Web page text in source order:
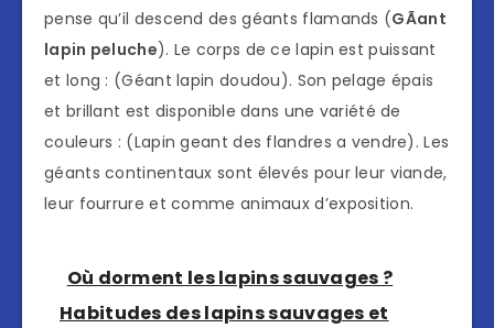
pense qu’il descend des géants flamands (GÃant
lapin peluche). Le corps de ce lapin est puissant
et long : (Géant lapin doudou). Son pelage épais
et brillant est disponible dans une variété de
couleurs : (Lapin geant des flandres a vendre). Les
géants continentaux sont élevés pour leur viande,
leur fourrure et comme animaux d’exposition.
Où dorment les lapins sauvages ?
Habitudes des lapins sauvages et